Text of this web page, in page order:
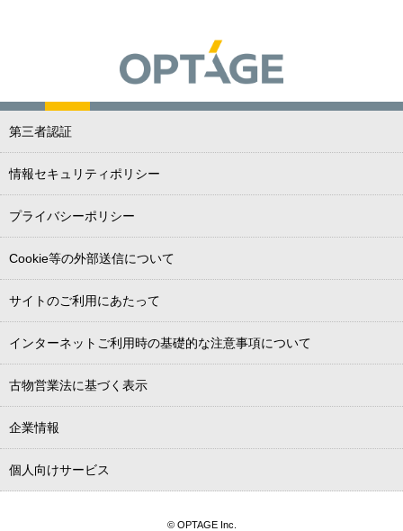
第三者認証
情報セキュリティポリシー
プライバシーポリシー
Cookie等の外部送信について
サイトのご利用にあたって
インターネットご利用時の基礎的な注意事項について
古物営業法に基づく表示
企業情報
個人向けサービス
© OPTAGE Inc.